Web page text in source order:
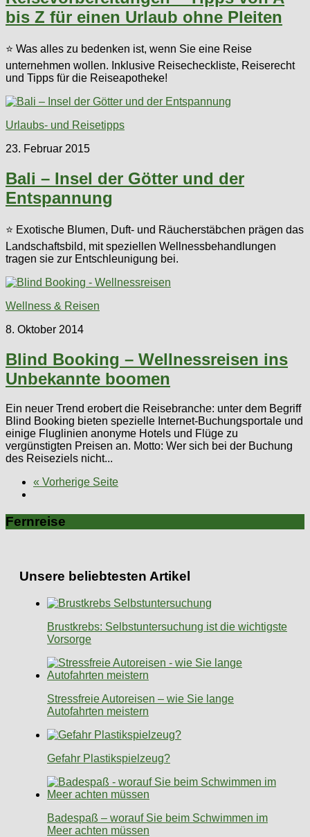
bis Z für einen Urlaub ohne Pleiten
⭐ Was alles zu bedenken ist, wenn Sie eine Reise
unternehmen wollen. Inklusive Reisecheckliste, Reiserecht
und Tipps für die Reiseapotheke!
Urlaubs- und Reisetipps
23. Februar 2015
Bali – Insel der Götter und der
Entspannung
⭐ Exotische Blumen, Duft- und Räucherstäbchen prägen das
Landschaftsbild, mit speziellen Wellnessbehandlungen
tragen sie zur Entschleunigung bei.
Wellness & Reisen
8. Oktober 2014
Blind Booking – Wellnessreisen ins
Unbekannte boomen
Ein neuer Trend erobert die Reisebranche: unter dem Begriff
Blind Booking bieten spezielle Internet-Buchungsportale und
einige Fluglinien anonyme Hotels und Flüge zu
vergünstigten Preisen an. Motto: Wer sich bei der Buchung
des Reiseziels nicht...
« Vorherige Seite
Fernreise
Unsere beliebtesten Artikel
Brustkrebs: Selbstuntersuchung ist die wichtigste
Vorsorge
Stressfreie Autoreisen – wie Sie lange
Autofahrten meistern
Gefahr Plastikspielzeug?
Badespaß – worauf Sie beim Schwimmen im
Meer achten müssen